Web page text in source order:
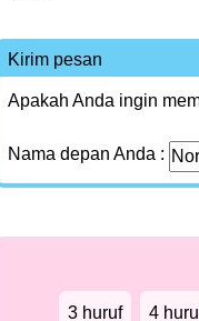
Kirim pesan
Apakah Anda ingin
Nama depan Anda :
3 huruf 4